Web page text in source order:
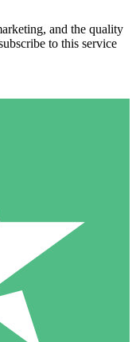
and the quality
to this service